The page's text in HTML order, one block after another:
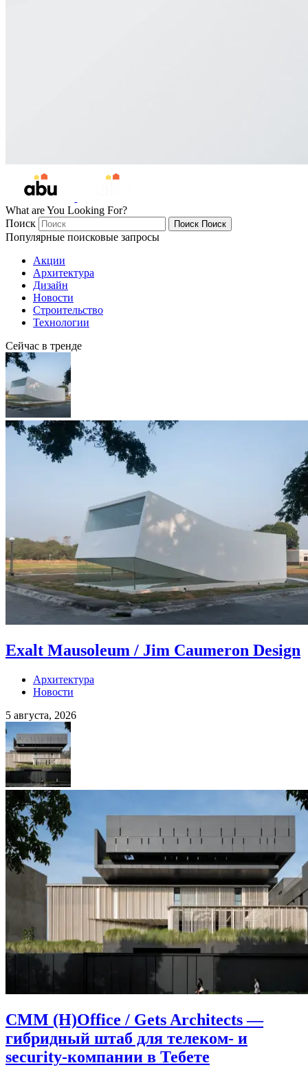
What are You Looking For?
Поиск
Поиск Поиск
Популярные поисковые запросы
Акции
Архитектура
Дизайн
Новости
Строительство
Технологии
Сейчас в тренде
Exalt Mausoleum / Jim Caumeron Design
Архитектура
Новости
5 августа, 2026
CMM (H)Office / Gets Architects —
гибридный штаб для телеком- и
security-компании в Тебете